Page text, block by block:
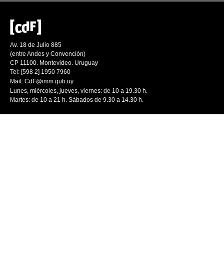
Av. 18 de Julio 885
(entre Andes y Convención)
CP 11100. Montevideo. Uruguay
Tel: [598 2] 1950 7960
Mail: CdF@imm.gub.uy
Lunes, miércoles, jueves, viernes: de 10 a 19.30 h.
Martes: de 10 a 21 h. Sábados de 9.30 a 14.30 h.